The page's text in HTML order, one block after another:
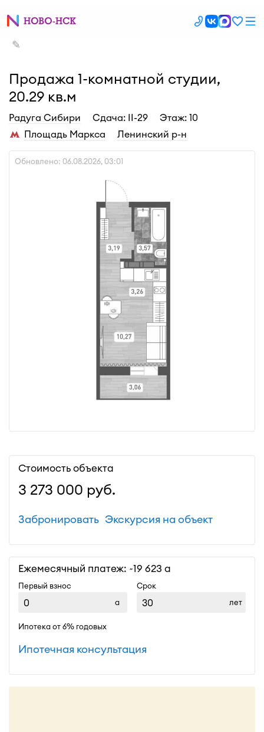
✎
Продажа 1-комнатной студии,
20.29 кв.м
Радуга Сибири Cдача: II-29
Этаж: 10
Площадь Маркса
Ленинский р-н
Обновлено: 06.08.2026, 03:01
Стоимость объекта
3 273 000 руб.
Экскурсия на объект
Забронировать
Ежемесячный платеж: ~19 623
Первый взнос
Срок
лет
Ипотека от 6% годовых
Ипотечная консультация